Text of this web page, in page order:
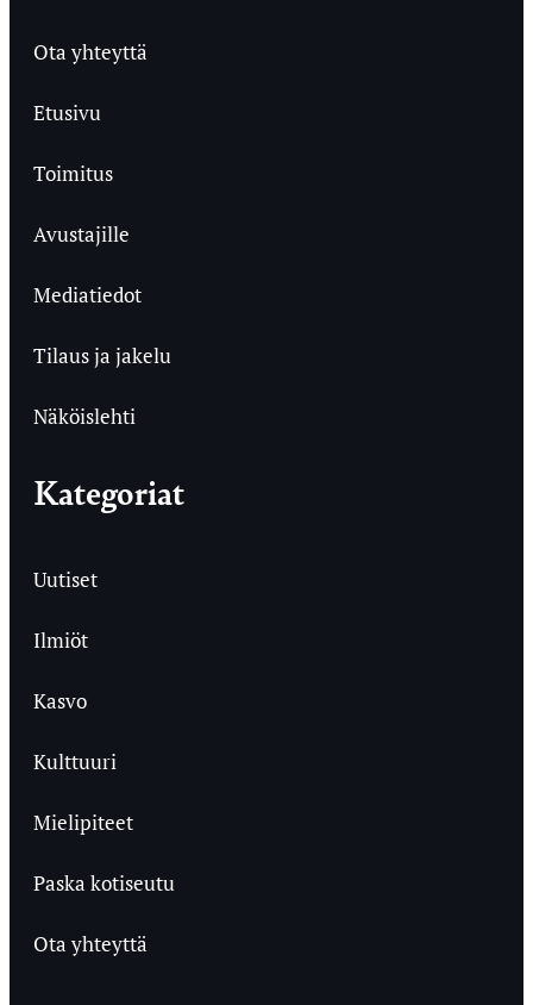
Ota yhteyttä
Etusivu
Toimitus
Avustajille
Mediatiedot
Tilaus ja jakelu
Näköislehti
Kategoriat
Uutiset
Ilmiöt
Kasvo
Kulttuuri
Mielipiteet
Paska kotiseutu
Ota yhteyttä